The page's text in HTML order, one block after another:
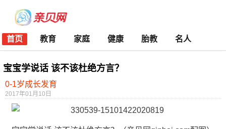
首页 教育 家庭 健康 胎教 名人
宝宝学说话 该不该杜绝方言？
0-1岁成长发育
2017年01月10日